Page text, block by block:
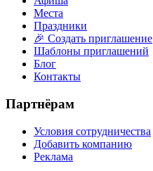
Места
Праздники
🎉 Создать приглашение
Шаблоны приглашений
Блог
Контакты
Партнёрам
Условия сотрудничества
Добавить компанию
Реклама